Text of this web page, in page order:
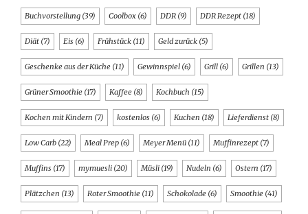
Buchvorstellung (39) Coolbox (6) DDR (9) DDR Rezept (18)
Diät (7) Eis (6) Frühstück (11) Geld zurück (5)
Geschenke aus der Küche (11) Gewinnspiel (6) Grill (6) Grillen (13)
Grüner Smoothie (17) Kaffee (8) Kochbuch (15)
Kochen mit Kindern (7) kostenlos (6) Kuchen (18) Lieferdienst (8)
Low Carb (22) Meal Prep (6) Meyer Menü (11) Muffinrezept (7)
Muffins (17) mymuesli (20) Müsli (19) Nudeln (6) Ostern (17)
Plätzchen (13) Roter Smoothie (11) Schokolade (6) Smoothie (41)